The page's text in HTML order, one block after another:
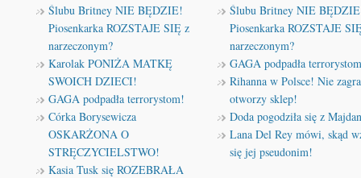
Ślubu Britney NIE BĘDZIE!
Piosenkarka ROZSTAJE SIĘ z
narzeczonym?
Karolak PONIŻA MATKĘ
SWOICH DZIECI!
GAGA podpadła terrorystom!
Córka Borysewicza
OSKARŻONA O
STRĘCZYCIELSTWO!
Kasia Tusk się ROZEBRAŁA
Ślubu Britney NIE
Piosenkarka ROZSTAJE
narzeczonym?
GAGA podpadła
Rihanna w Polsce! Nie
otworzy sklep!
Doda pogodziła się z
Lana Del Rey mówi, skąd
się jej pseudonim!